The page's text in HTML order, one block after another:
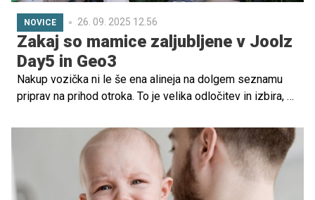
NOVICE 26. 09. 2025 12.56
Zakaj so mamice zaljubljene v Joolz
Day5 in Geo3
Nakup vozička ni le še ena alineja na dolgem seznamu
priprav na prihod otroka. To je velika odločitev in izbira, ki
sprehodih, opravkih, izletih in prvih skupnih raziskovanjih
sveta. Zato se bodoča mamica po skrbnem pregledu
ponudbe odloči za najboljšega: Joolz zagotavlja
kakovost, udobje in sodoben dizajn in hktati še trajnost.